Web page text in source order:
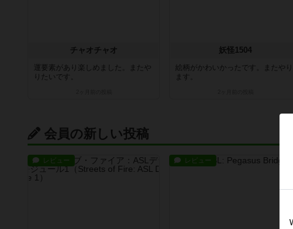
チャオチャオ
運要素があり楽しめました。またや
りたいです。
妖怪1504
絵柄がかわいかったです。またやり
ます。
会員の新しい投稿
レビュー レビュー